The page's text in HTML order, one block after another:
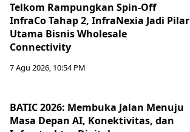
Telkom Rampungkan Spin-Off
InfraCo Tahap 2, InfraNexia Jadi Pilar
Utama Bisnis Wholesale
Connectivity
7 Agu 2026, 10:54 PM
BATIC 2026: Membuka Jalan Menuju
Masa Depan AI, Konektivitas, dan